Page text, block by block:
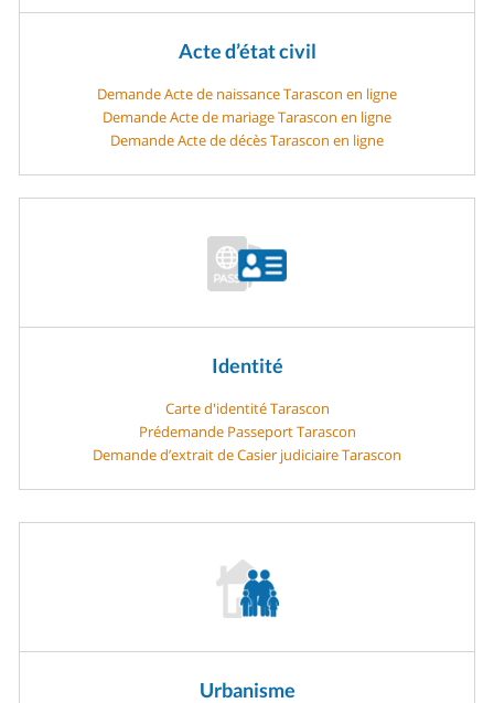
Acte d’état civil
Demande Acte de naissance Tarascon en ligne
Demande Acte de mariage Tarascon en ligne
Demande Acte de décès Tarascon en ligne
Identité
Carte d'identité Tarascon
Prédemande Passeport Tarascon
Demande d’extrait de Casier judiciaire Tarascon
Urbanisme